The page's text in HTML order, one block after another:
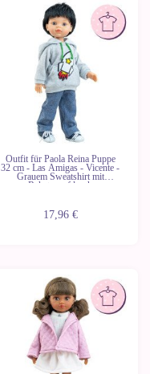
Outfit für Paola Reina Puppe
32 cm - Las Amigas - Vicente -
Grauem Sweatshirt mit
Raketenaufdruck
17,96 €